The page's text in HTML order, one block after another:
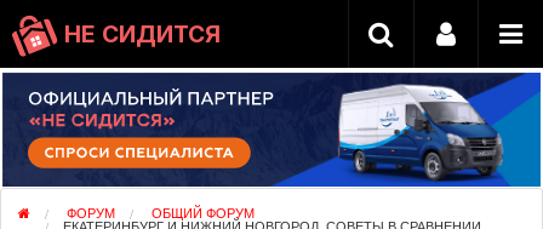
НЕ СИДИТСЯ
ФОРУМ ОБЩИЙ ФОРУМ